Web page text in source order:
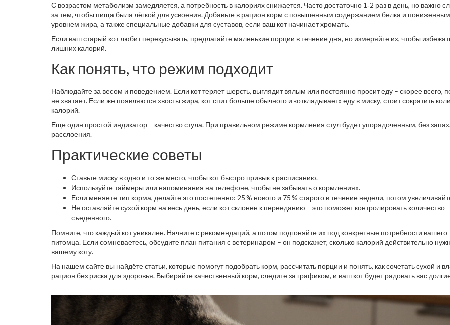
С возрастом метаболизм замедляется, а потребность в калориях снижается. Часто достаточно 1‑2 раз в день, но важно
за тем, чтобы пища была лёгкой для усвоения. Добавьте в рацион корм с повышенным содержанием белка и пониженным
уровнем жира, а также специальные добавки для суставов, если ваш кот начинает хромать.
Если ваш старый кот любит перекусывать, предлагайте маленькие порции в течение дня, но измеряйте их, чтобы
лишних калорий.
Как понять, что режим подходит
Наблюдайте за весом и поведением. Если кот теряет шерсть, выглядит вялым или постоянно просит еду – скорее всего,
не хватает. Если же появляются хвосты жира, кот спит больше обычного и «откладывает» еду в миску, стоит сократить
калорий.
Еще один простой индикатор – качество стула. При правильном режиме кормления стул будет упорядоченным, без
расслоения.
Практические советы
Ставьте миску в одно и то же место, чтобы кот быстро привык к расписанию.
Используйте таймеры или напоминания на телефоне, чтобы не забывать о кормлениях.
Если меняете тип корма, делайте это постепенно: 25 % нового и 75 % старого в течение недели, потом
Не оставляйте сухой корм на весь день, если кот склонен к перееданию – это поможет контролировать количество
съеденного.
Помните, что каждый кот уникален. Начните с рекомендаций, а потом подгоняйте их под конкретные потребности вашего
питомца. Если сомневаетесь, обсудите план питания с ветеринаром – он подскажет, сколько калорий действительно
вашему коту.
На нашем сайте вы найдёте статьи, которые помогут подобрать корм, рассчитать порции и понять, как сочетать сухой и
рацион без риска для здоровья. Выбирайте качественный корм, следите за графиком, и ваш кот будет радовать вас